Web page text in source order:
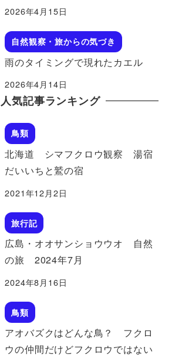
2026年4月15日
自然観察・旅からの気づき
雨のタイミングで現れたカエル
2026年4月14日
人気記事ランキング
鳥類
北海道 シマフクロウ観察 湯宿
だいいちと鷲の宿
2021年12月2日
旅行記
広島・オオサンショウウオ 自然
の旅 2024年7月
2024年8月16日
鳥類
アオバズクはどんな鳥？ フクロ
ウの仲間だけどフクロウではない